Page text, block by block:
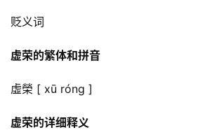
贬义词
虚荣的繁体和拼音
虛榮 [ xū róng ]
虚荣的详细释义